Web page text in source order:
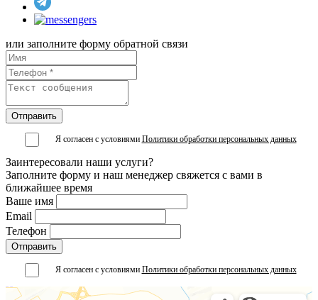
или заполните форму обратной связи
Я согласен с условиями Политики обработки персональных данных
Заинтересовали наши услуги?
Заполните форму и наш менеджер свяжется с вами в
ближайшее время
Ваше имя
Email
Телефон
Я согласен с условиями Политики обработки персональных данных